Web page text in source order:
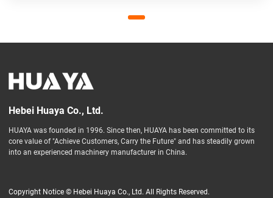
Hebei Huaya Co., Ltd.
HUAYA was founded in 1996. Since then, HUAYA has been committed to its
core value of "Achieve Customers, Carry the Future" and has steadily grown
into an experienced machinery manufacturer in China.
Copyright Notice © Hebei Huaya Co., Ltd. All Rights Reserved.